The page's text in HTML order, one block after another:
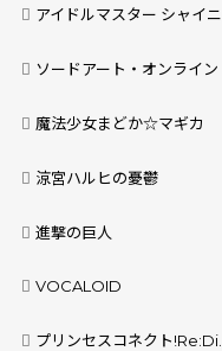
アイドルマスター シャイニーカラーズ
ソードアート・オンライン
魔法少女まどか☆マギカ
涼宮ハルヒの憂鬱
進撃の巨人
VOCALOID
プリンセスコネクト!Re:Dive